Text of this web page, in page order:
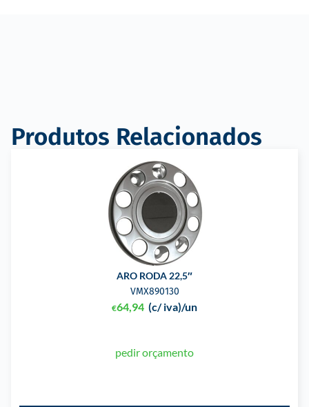
Produtos Relacionados
ARO RODA 22,5″
VMX890130
€64,94 (c/ iva)/un
pedir orçamento